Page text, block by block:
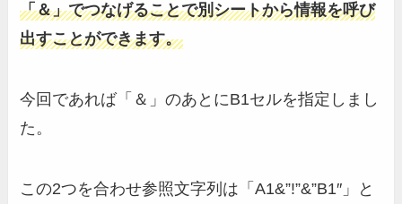
「＆」でつなげることで別シートから情報を呼び
出すことができます。
今回であれば「＆」のあとにB1セルを指定しまし
た。
この2つを合わせ参照文字列は「A1&”!”&”B1″」と